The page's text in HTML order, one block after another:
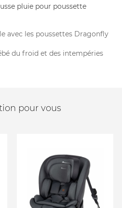
pluie pour poussette
avec les poussettes Dragonfly
du froid et des intempéries
pour vous